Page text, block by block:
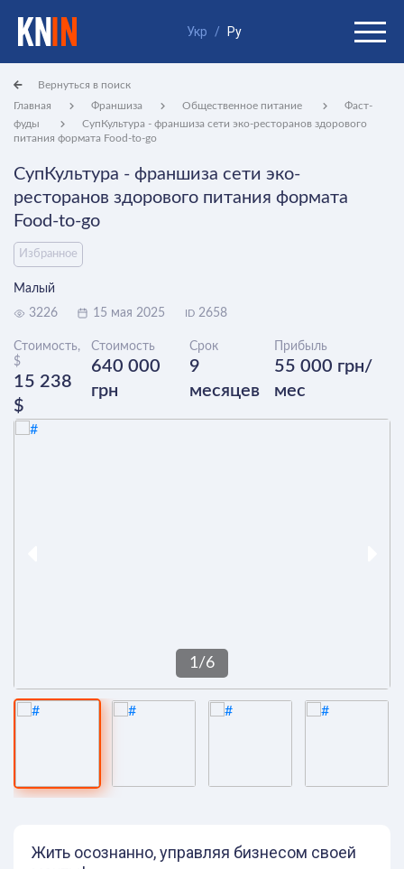
Укр / Ру
Главная Франшиза Общественное питание
Фаст-
фуды
СупКультура - франшиза сети эко-ресторанов здорового
питания формата Food-to-go
Вернуться в поиск
СупКультура - франшиза сети эко-
ресторанов здорового питания формата
Food-to-go
Избранное
Малый
3226
15 мая 2025 ID 2658
Стоимость,
$
15 238
$
Стоимость
640 000
грн
Срок
9
месяцев
Прибыль
55 000 грн/
мес
1/6
Жить осознанно, управляя бизнесом своей